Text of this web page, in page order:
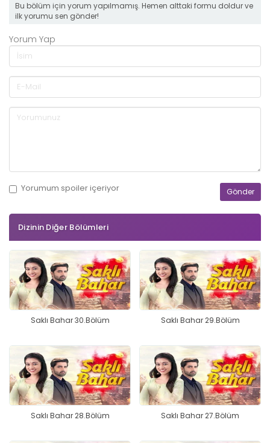
Bu bölüm için yorum yapılmamış. Hemen alttaki formu doldur ve
ilk yorumu sen gönder!
Yorum Yap
Yorumum spoileriçeriyor
Dizinin Diğer Bölümleri
Saklı Bahar 30.Bölüm Saklı Bahar 29.Bölüm
Saklı Bahar 28.Bölüm Saklı Bahar 27.Bölüm